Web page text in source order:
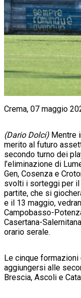
Crema, 07 maggio
(Dario Dolci) Mentre
merito al futuro
secondo turno dei
l’eliminazione di
Gen, Cosenza e
svolti i sorteggi per il
partite, che si
e il 13 maggio,
Campobasso-
Casertana-
orario serale.
Le cinque formazioni
aggiungersi alle
Brescia, Ascoli e